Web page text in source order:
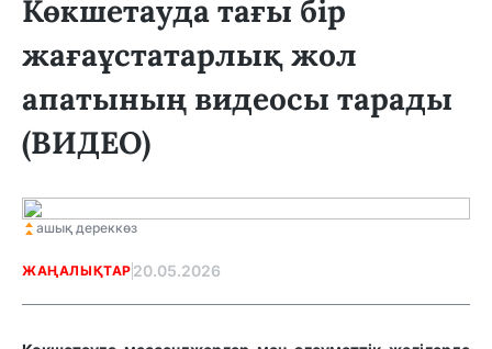
Көкшетауда тағы бір
жағаұстатарлық жол
апатының видеосы тарады
(ВИДЕО)
ашық дереккөз
ЖАҢАЛЫҚТАР 20.05.2026